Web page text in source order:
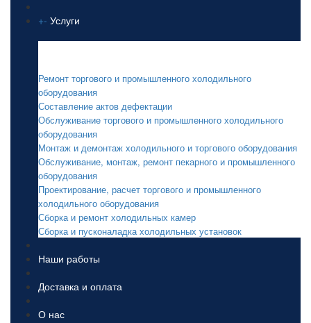
+- Услуги
Ремонт торгового и промышленного холодильного
оборудования
Составление актов дефектации
Обслуживание торгового и промышленного холодильного
оборудования
Монтаж и демонтаж холодильного и торгового оборудования
Обслуживание, монтаж, ремонт пекарного и промышленного
оборудования
Проектирование, расчет торгового и промышленного
холодильного оборудования
Сборка и ремонт холодильных камер
Сборка и пусконаладка холодильных установок
Наши работы
Доставка и оплата
О нас